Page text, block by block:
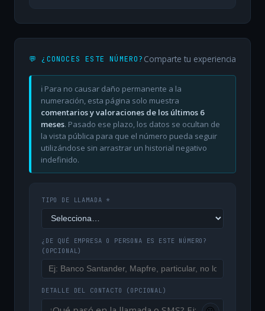
💬 ¿CONOCES ESTE NÚMERO? Comparte tu experiencia
ℹ️ Para no causar daño permanente a la
numeración, esta página solo muestra
comentarios y valoraciones de los últimos 6
meses. Pasado ese plazo, los datos se ocultan de
la vista pública para que el número pueda seguir
utilizándose sin arrastrar un historial negativo
indefinido.
TIPO DE LLAMADA *
¿DE QUÉ EMPRESA O PERSONA ES ESTE NÚMERO?
(OPCIONAL)
DETALLE DEL CONTACTO (OPCIONAL)